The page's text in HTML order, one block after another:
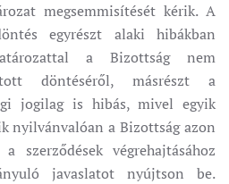
megsemmisítését kérik. A
egyrészt alaki hibákban
a Bizottság nem
döntéséről, másrészt a
jogilag is hibás, mivel egyik
nyilvánvalóan a Bizottság azon
szerződések végrehajtásához
javaslatot nyújtson be.